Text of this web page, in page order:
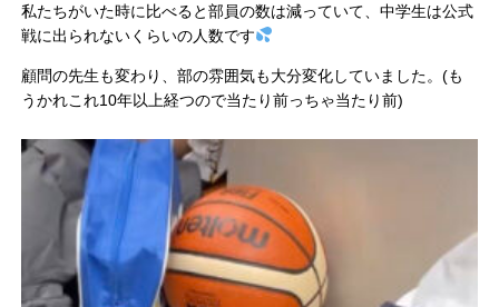
私たちがいた時に比べると部員の数は減っていて、中学生は公式
戦に出られないくらいの人数です
顧問の先生も変わり、部の雰囲気も大分変化していました。(も
うかれこれ10年以上経つので当たり前っちゃ当たり前)